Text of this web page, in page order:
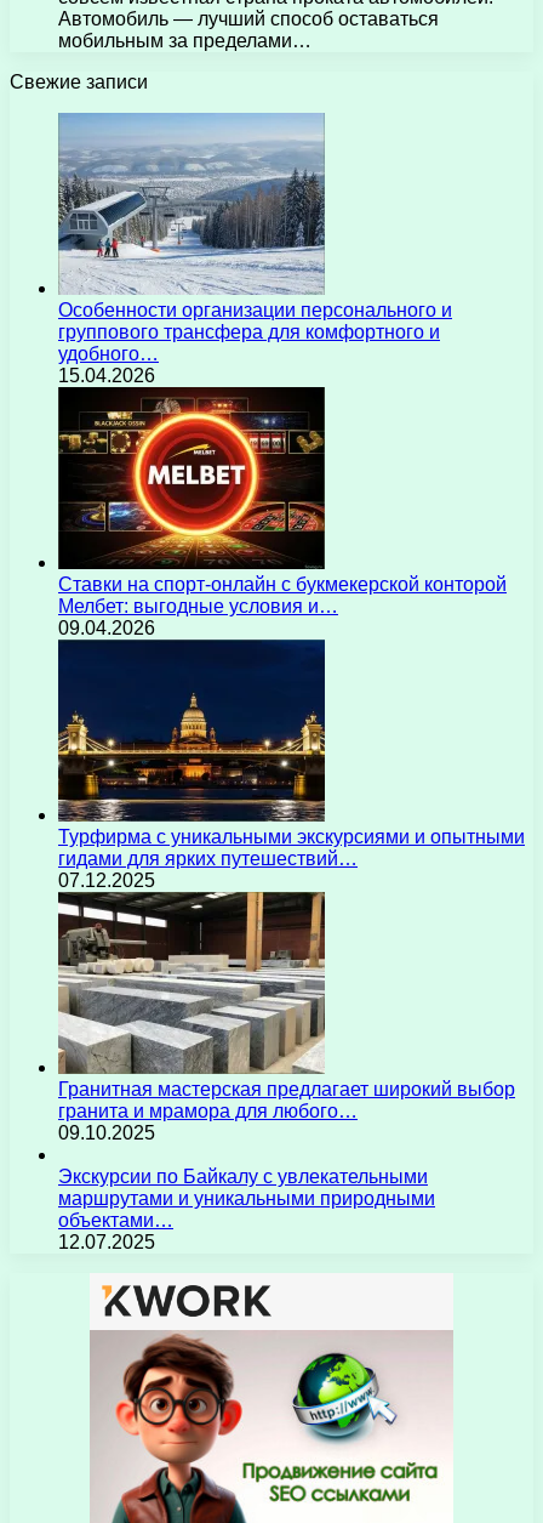
Автомобиль — лучший способ оставаться
мобильным за пределами…
Свежие записи
Особенности организации персонального и
группового трансфера для комфортного и
удобного…
15.04.2026
Ставки на спорт-онлайн с букмекерской конторой
Мелбет: выгодные условия и…
09.04.2026
Турфирма с уникальными экскурсиями и опытными
гидами для ярких путешествий…
07.12.2025
Гранитная мастерская предлагает широкий выбор
гранита и мрамора для любого…
09.10.2025
Экскурсии по Байкалу с увлекательными
маршрутами и уникальными природными
объектами…
12.07.2025